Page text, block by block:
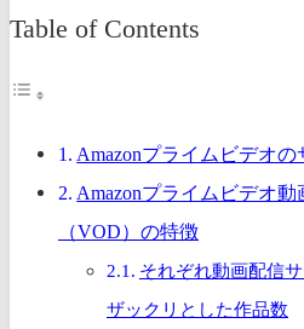
Table of Contents
Amazonプライムビデオ
Amazonプライムビデオ動
（VOD）の特徴
それぞれ動画配信
ザックリとした作品数